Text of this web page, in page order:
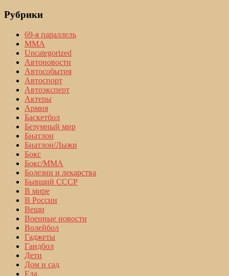
Рубрики
69-я параллель
MMA
Uncategorized
Автоновости
Автособытия
Автоспорт
Автоэксперт
Актеры
Армия
Баскетбол
Безумный мир
Биатлон
Биатлон/Лыжи
Бокс
Бокс/MMA
Болезни и лекарства
Бывший СССР
В мире
В России
Вещи
Военные новости
Волейбол
Гаджеты
Гандбол
Дети
Дом и сад
Еда